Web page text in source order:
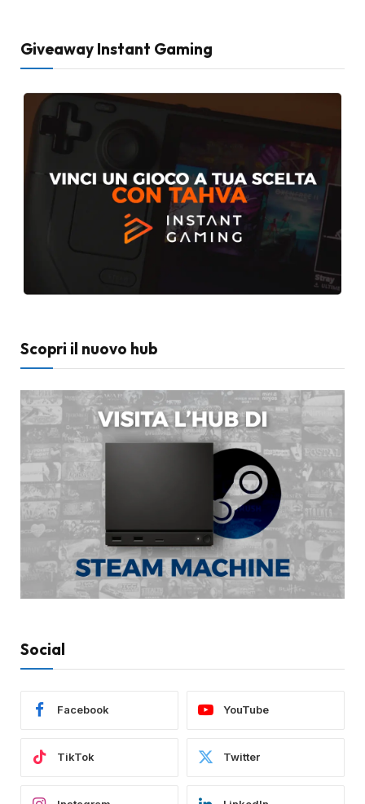
Giveaway Instant Gaming
Scopri il nuovo hub
Social
Facebook YouTube
TikTok Twitter